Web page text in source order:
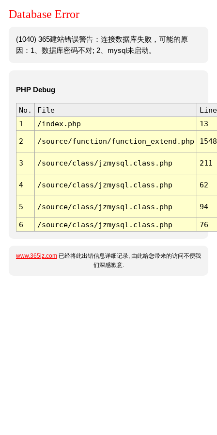
Database Error
(1040) 365建站错误警告：连接数据库失败，可能的原
因：1、数据库密码不对; 2、mysql未启动。
PHP Debug
No. File
Line
1
/index.php 13
2 /source/function/function_extend.php 1548
3 /source/class/jzmysql.class.php 211
4 /source/class/jzmysql.class.php 62
5 /source/class/jzmysql.class.php 94
6 /source/class/jzmysql.class.php 76
www.365jz.com 已经将此出错信息详细记录, 由此给您带来的访问不便我
们深感歉意.